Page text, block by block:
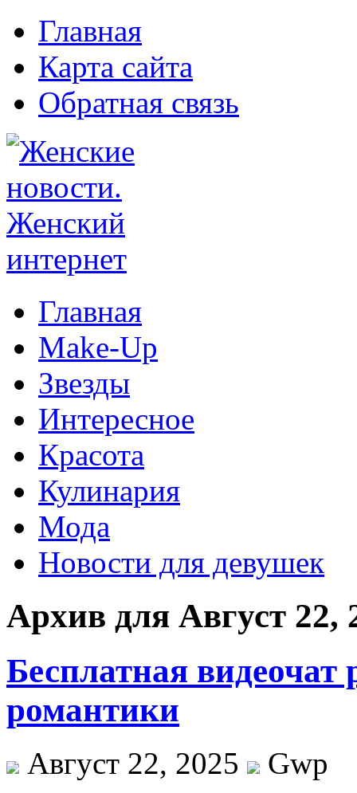
Главная
Карта сайта
Обратная связь
Главная
Make-Up
Звезды
Интересное
Красота
Кулинария
Мода
Новости для девушек
Архив для Август 22,
Бесплатная
романтики
Август 22, 2025
Gwp